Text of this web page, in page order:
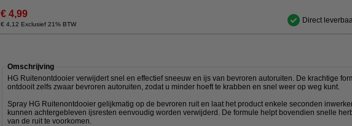
€ 4,99
€ 4,12 Exclusief 21% BTW Direct
Omschrijving
HG Ruitenontdooier verwijdert snel en effectief sneeuw en ijs van bevroren autoruiten. De krachtige
ontdooit zelfs zwaar bevroren autoruiten, zodat u minder hoeft te krabben en snel weer op weg kunt.
Spray HG Ruitenontdooier gelijkmatig op de bevroren ruit en laat het product enkele seconden
kunnen achtergebleven ijsresten eenvoudig worden verwijderd. De formule helpt bovendien snelle
van de ruit te voorkomen.